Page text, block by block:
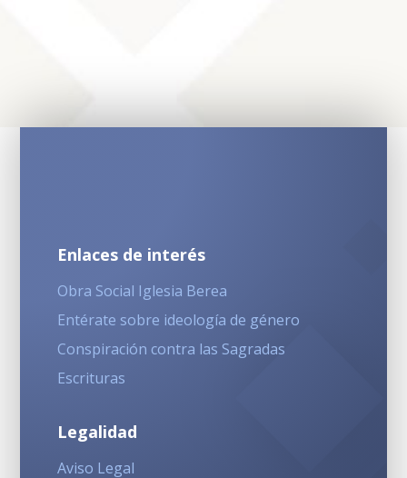
Enlaces de interés
Obra Social Iglesia Berea
Entérate sobre ideología de género
Conspiración contra las Sagradas
Escrituras
Legalidad
Aviso Legal